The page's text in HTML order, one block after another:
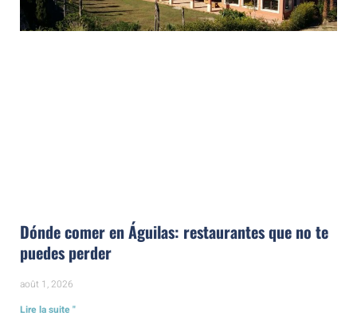
Dónde comer en Águilas: restaurantes que no te
puedes perder
août 1, 2026
Lire la suite "